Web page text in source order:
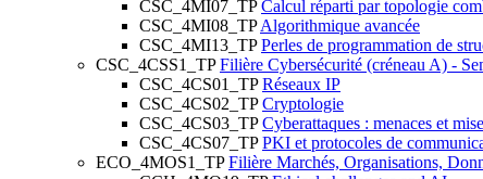
CSC_4MI07_TP Calcul réparti par topologie
CSC_4MI08_TP Algorithmique avancée
CSC_4MI13_TP Perles de programmation de
CSC_4CSS1_TP Filière Cybersécurité (créneau A) -
CSC_4CS01_TP Réseaux IP
CSC_4CS02_TP Cryptologie
CSC_4CS03_TP Cyberattaques : menaces et
CSC_4CS07_TP PKI et protocoles de
ECO_4MOS1_TP Filière Marchés, Organisations,